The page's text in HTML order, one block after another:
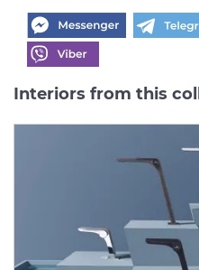
Interiors from this